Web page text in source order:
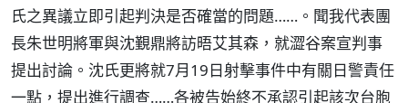
氏之異議立即引起判決是否確當的問題……。聞我代表團
長朱世明將軍與沈覲鼎將訪晤艾其森，就澀谷案宣判事
提出討論。沈氏更將就7月19日射擊事件中有關日警責任
一點，提出進行調查……各被告始終不承認引起該次台胞